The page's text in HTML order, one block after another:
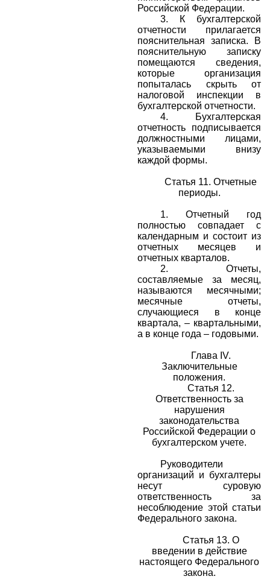
Российской Федерации.
3. К бухгалтерской
отчетности прилагается
пояснительная записка. В
пояснительную записку
помещаются сведения,
которые организация
попыталась скрыть от
налоговой инспекции в
бухгалтерской отчетности.
4. Бухгалтерская
отчетность подписывается
должностными лицами,
указываемыми внизу
каждой формы.
Статья 11. Отчетные
периоды.
1.Отчетный год
полностью совпадает с
календарным и состоит из
отчетных месяцев и
отчетных кварталов.
2.Отчеты,
составляемые за месяц,
называются месячными;
месячные отчеты,
случающиеся в конце
квартала, – квартальными,
а в конце года – годовыми.
Глава IV.
Заключительные
положения.
Статья 12.
Ответственность за
нарушения
законодательства
Российской Федерации о
бухгалтерском учете.
Руководители
организаций и бухгалтеры
несут суровую
ответственность за
несоблюдение этой статьи
Федерального закона.
Статья 13. О
введении в действие
настоящего Федерального
закона.